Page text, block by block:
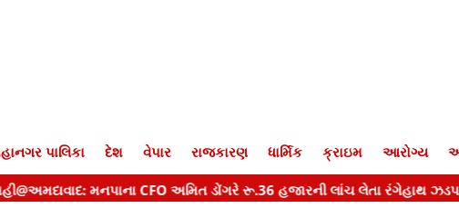
પાલિકા દેશ વેપાર રાજકારણ ધાર્મિક ક્રાઇમ આરોગ્ય